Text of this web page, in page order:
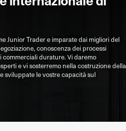
Junior Trader e imparate dai migliori del
conoscenza dei processi
durature. Vi daremo
e vi sosterremo nella costruzione della
sviluppate le vostre capacità sul